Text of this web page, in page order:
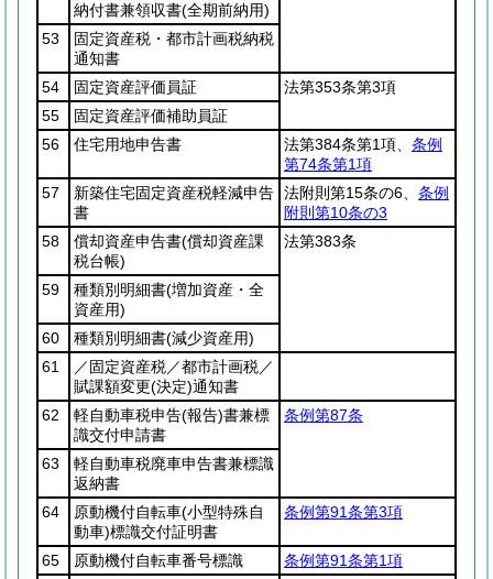
納付書兼領収書(全期前納用)
53
固定資産税・都市計画税納税
通知書
54
固定資産評価員証
法第353条第3項
55
固定資産評価補助員証
56
住宅用地申告書 法第384条第1項、 条例
第74条第1項
57
新築住宅固定資産税軽減申告
書
法附則第15条の6、 条例
附則第10条の3
58
償却資産申告書(償却資産課
税台帳)
法第383条
59 種類別明細書(増加資産・全
資産用)
60
種類別明細書(減少資産用)
61
／固定資産税／都市計画税／
賦課額変更(決定)通知書
62
軽自動車税申告(報告)書兼標
識交付申請書
条例第87条
63
軽自動車税廃車申告書兼標識
返納書
64
原動機付自転車(小型特殊自
動車)標識交付証明書
条例第91条第3項
65 原動機付自転車番号標識
条例第91条第1項